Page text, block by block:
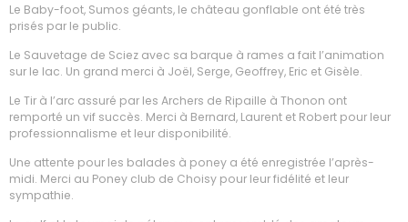
Le Baby-foot, Sumos géants, le château gonflable ont été très
prisés par le public.
Le Sauvetage de Sciez avec sa barque à rames a fait l’animation
sur le lac. Un grand merci à Joël, Serge, Geoffrey, Eric et Gisèle.
Le Tir à l’arc assuré par les Archers de Ripaille à Thonon ont
remporté un vif succès. Merci à Bernard, Laurent et Robert pour leur
professionnalisme et leur disponibilité.
Une attente pour les balades à poney a été enregistrée l’après-
midi. Merci au Poney club de Choisy pour leur fidélité et leur
sympathie.